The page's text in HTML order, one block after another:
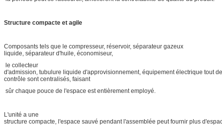
Structure compacte et agile
Composants tels que le compresseur, réservoir, séparateur gazeux
liquide, séparateur d'huile, économiseur,
le collecteur
d'admission, tubulure liquide d'approvisionnement, équipement électrique tout de
contrôle sont centralisés, faisant
sûr chaque pouce de l'espace est entièrement employé.
L'unité a une
structure compacte, l'espace sauvé pendant l'assemblée peut fournir plus